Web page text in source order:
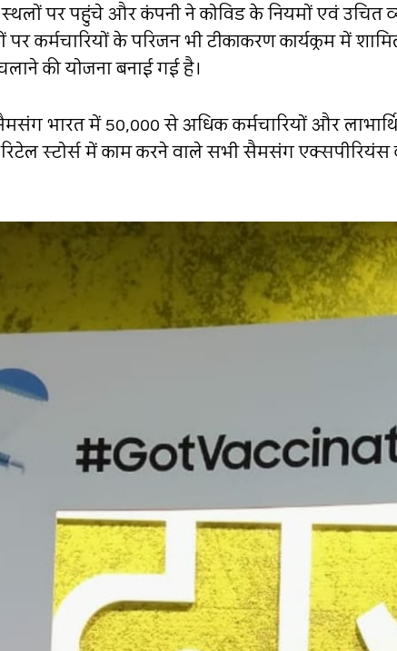
स्थलों पर पहुंचे और कंपनी ने कोविड के नियमों एवं उचित
कर्मचारियों के परिजन भी टीकाकरण कार्यक्रम में
की योजना बनाई गई है।
भारत में 50,000 से अधिक कर्मचारियों और
स्टोर्स में काम करने वाले सभी सैमसंग एक्सपीरियंस